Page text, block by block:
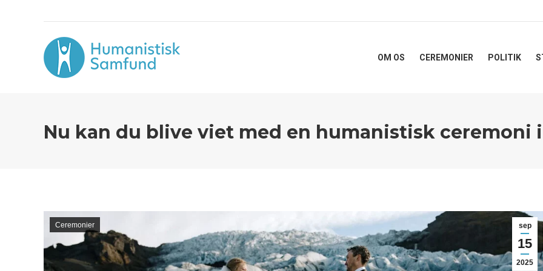
OM OS CEREMONIER POLITIK
Nu kan du blive viet med en humanistisk ceremoni
sep
15
2025
Ceremonier